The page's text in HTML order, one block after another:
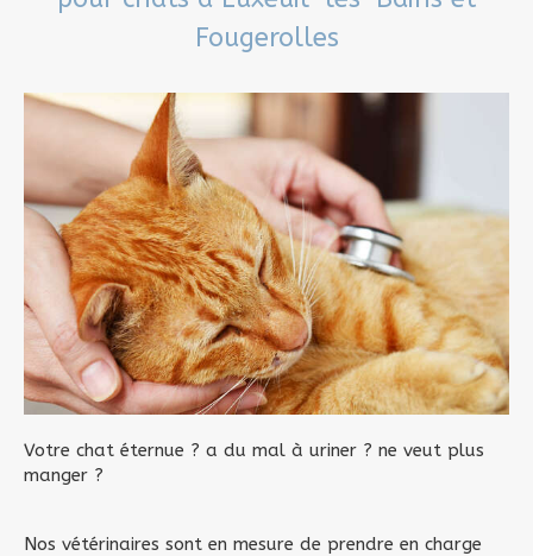
Fougerolles
Votre chat éternue ? a du mal à uriner ? ne veut plus
manger ?
Nos vétérinaires sont en mesure de prendre en charge